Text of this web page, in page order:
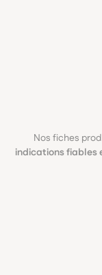
Nos fiches
indications fiables